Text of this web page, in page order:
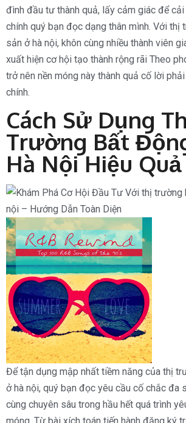
đình đầu tư thành quả, lấy cảm giác để
chính quý bạn đọc dạng thân mình. Với thị
sản ở hà nội, khôn cùng nhiều thành viên
xuất hiện cơ hội tạo thành rộng rãi Theo
trở nên nền móng này thành quả cố lời
chính.
Cách Sử Dụng
Trường Bất
Hà Nội Hiệu Quả
Để tận dụng mập nhất tiềm năng của thị
ở hà nội, quý bạn đọc yêu cầu cố chắc đa
cùng chuyên sâu trong hầu hết quá trình